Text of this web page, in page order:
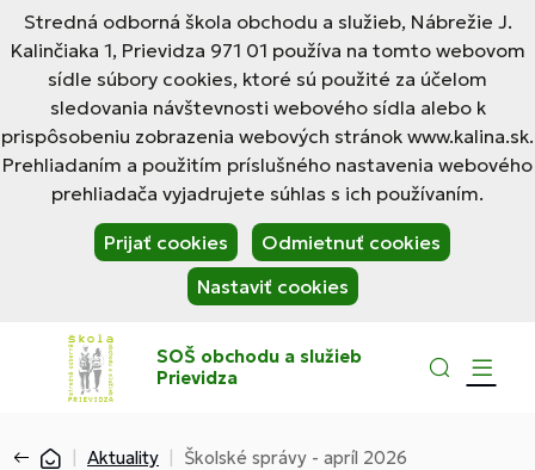
Stredná odborná škola obchodu a služieb, Nábrežie J.
Kalinčiaka 1, Prievidza 971 01 používa na tomto webovom
sídle súbory cookies, ktoré sú použité za účelom
sledovania návštevnosti webového sídla alebo k
prispôsobeniu zobrazenia webových stránok www.kalina.sk.
Prehliadaním a použitím príslušného nastavenia webového
prehliadača vyjadrujete súhlas s ich používaním.
Prijať cookies
Odmietnuť cookies
Nastaviť cookies
SOŠ obchodu a služieb
Prievidza
Aktuality Školské správy - apríl 2026